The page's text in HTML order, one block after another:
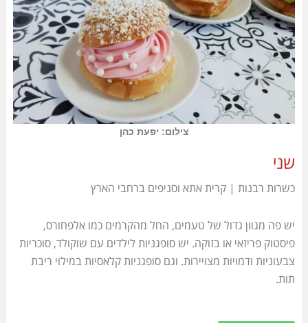
צילום: יפעת כהן
שני
כשרות רבנות | קרית אתא וסניפים ברחבי הארץ
יש פה מגוון גדול של טעמים, החל מהקרמים כמו אלפחורס,
פיסטוק פריזאי או בזוקה. יש סופגניות לילדים עם שוקולד, סוכריות
צבעוניות ודמויות מצויירות. וגם סופגניות קלאסיות במילוי ריבת
תות.